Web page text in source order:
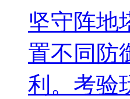
坚守阵地
置不同防
利。考验